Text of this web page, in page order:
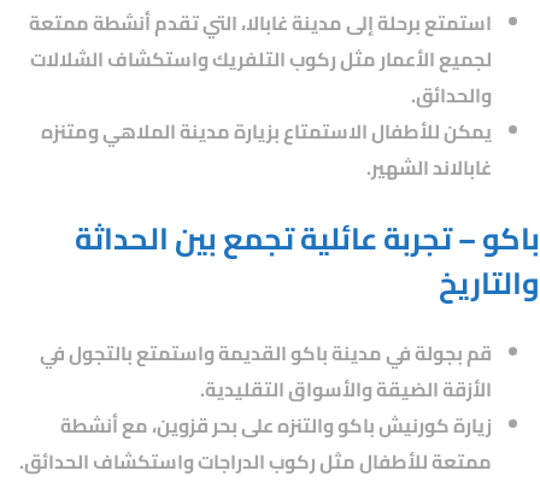
استمتع برحلة إلى مدينة غابالا، التي تقدم أنشطة ممتعة
لجميع الأعمار مثل ركوب التلفريك واستكشاف الشلالات
والحدائق.
يمكن للأطفال الاستمتاع بزيارة مدينة الملاهي ومتنزه
غابالاند الشهير.
باكو – تجربة عائلية تجمع بين الحداثة
والتاريخ
قم بجولة في مدينة باكو القديمة واستمتع بالتجول في
الأزقة الضيقة والأسواق التقليدية.
زيارة كورنيش باكو والتنزه على بحر قزوين، مع أنشطة
ممتعة للأطفال مثل ركوب الدراجات واستكشاف الحدائق.